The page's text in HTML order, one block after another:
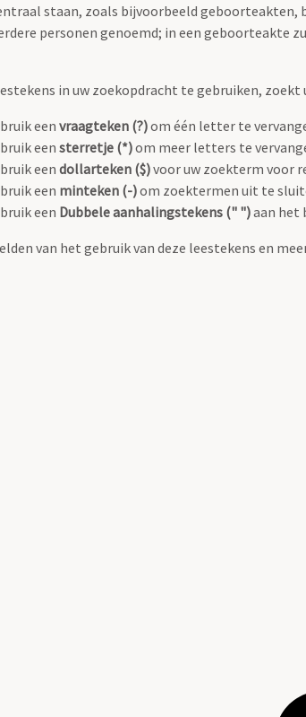
staan, zoals bijvoorbeeld
personen genoemd; in een geboorteakte
in uw zoekopdracht te gebruiken, zoekt
eenvraagteken (?)om één letter te
eensterretje (*)om meer letters te
eendollarteken ($)voor uw zoekterm voor
een minteken (-)om zoektermen uit te
een Dubbele aanhalingstekens (" ")aan het
van het gebruik van deze leestekens en